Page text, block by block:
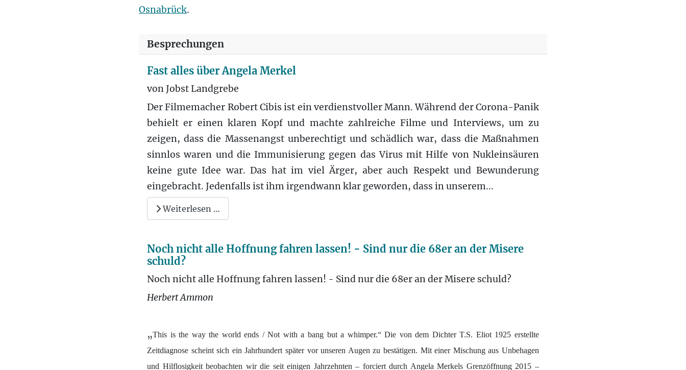
Osnabrück.
Besprechungen
Fast alles über Angela Merkel
von Jobst Landgrebe
Der Filmemacher Robert Cibis ist ein verdienstvoller Mann. Während der Corona-Panik
behielt er einen klaren Kopf und machte zahlreiche Filme und Interviews, um zu
zeigen, dass die Massenangst unberechtigt und schädlich war, dass die Maßnahmen
sinnlos waren und die Immunisierung gegen das Virus mit Hilfe von Nukleinsäuren
keine gute Idee war. Das hat im viel Ärger, aber auch Respekt und Bewunderung
eingebracht. Jedenfalls ist ihm irgendwann klar geworden, dass in unserem...
Weiterlesen …
Noch nicht alle Hoffnung fahren lassen! - Sind nur die 68er an der Misere
schuld?
Noch nicht alle Hoffnung fahren lassen! - Sind nur die 68er an der Misere schuld?
Herbert Ammon
„This is the way the world ends / Not with a bang but a whimper.“ Die von dem Dichter T.S. Eliot 1925 erstellte
Zeitdiagnose scheint sich ein Jahrhundert später vor unseren Augen zu bestätigen. Mit einer Mischung aus Unbehagen
und Hilflosigkeit beobachten wir die seit einigen Jahrzehnten – forciert durch Angela Merkels Grenzöffnung 2015 –